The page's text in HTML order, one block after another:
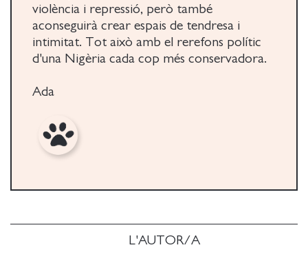
L'AUTOR/A
Uzoamaka, mientras tratan de avanzar hacia un
futuro que los acoja a los dos. En el espectacular e
intenso debut de Chukwuebuka Ibeh se cuestiona
cómo podemos vivir en libertad mientras la política
y en nuestra conciencia.
violència i repressió, però també
aconseguirà crear espais de tendresa i
intimitat. Tot això amb el rerefons polític
d'una Nigèria cada cop més conservadora.
Ada